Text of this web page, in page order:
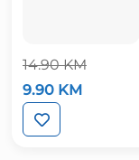
14.90KM
Izvorna
cijena
bila
je:
9.90 KM